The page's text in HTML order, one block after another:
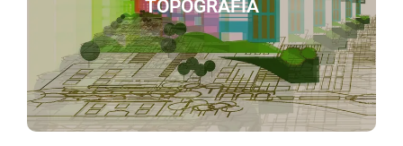
TOPOGRAFÍA
fusiones, lotificaciones, indivisos, deslindes,
dictámenes viales, proyectos de urbanización,
lotificaciones, régimen en condominio, firmas DRO.